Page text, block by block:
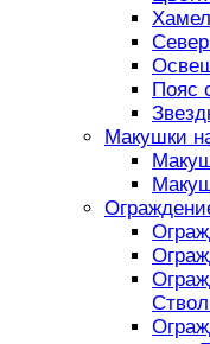
Пояс
Макушки